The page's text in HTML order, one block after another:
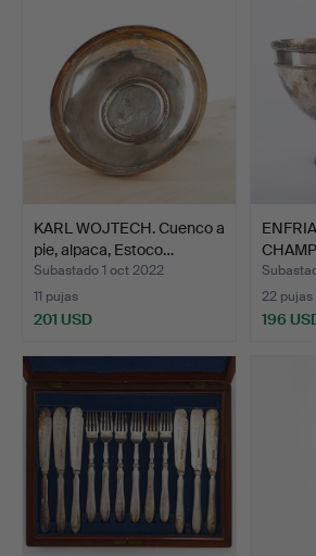
KARL WOJTECH. Cuenco a
pie, alpaca, Estoco…
Subastado 1 oct 2022
11 pujas
201 USD
22 pujas
196